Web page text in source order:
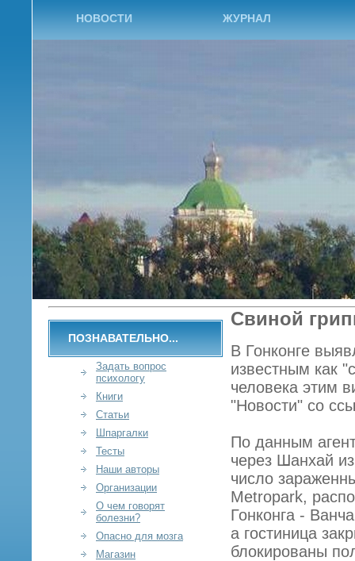
НОВОСТИ ЖУРНАЛ
Свиной
В Гонконге
известным как
человека этим
"Новости" со
По данным
через Шанхай
число
Metropark,
Гонконга -
а гостиница
блокированы
ПОЗНАВАТЕЛЬНО...
Задать вопрос
психологу
Книги
Статьи
Шпаргалки
Тесты
Наши авторы
Организации
О чем говорят
болезни?
Опасно для мозга
Магазин